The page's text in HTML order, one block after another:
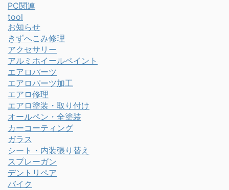
PC関連
tool
お知らせ
きずへこみ修理
アクセサリー
アルミホイールペイント
エアロパーツ
エアロパーツ加工
エアロ修理
エアロ塗装・取り付け
オールペン・全塗装
カーコーティング
ガラス
シート・内装張り替え
スプレーガン
デントリペア
バイク